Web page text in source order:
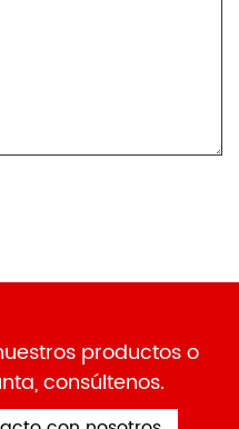
productos o
consúltenos.